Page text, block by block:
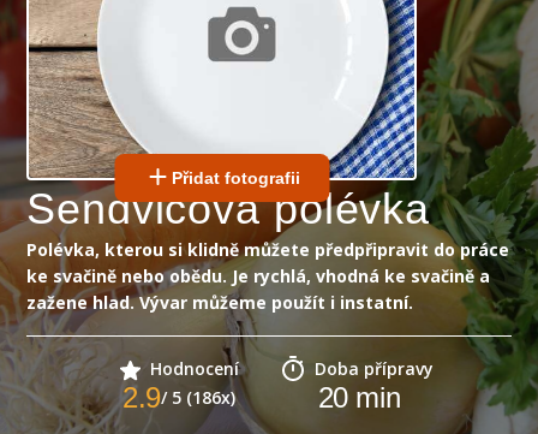
Přidat fotografii
Sendvičová polévka
Polévka, kterou si klidně můžete předpřipravit do práce
ke svačině nebo obědu. Je rychlá, vhodná ke svačině a
zažene hlad. Vývar můžeme použít i instatní.
Hodnocení
2.9/ 5 (186x)
Doba přípravy
20min